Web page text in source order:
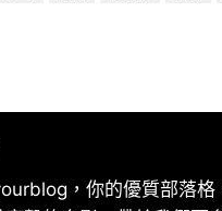
，你的優質部落格